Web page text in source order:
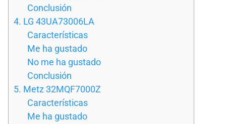
Conclusión
4. LG 43UA73006LA
Características
Me ha gustado
No me ha gustado
Conclusión
5. Metz 32MQF7000Z
Características
Me ha gustado